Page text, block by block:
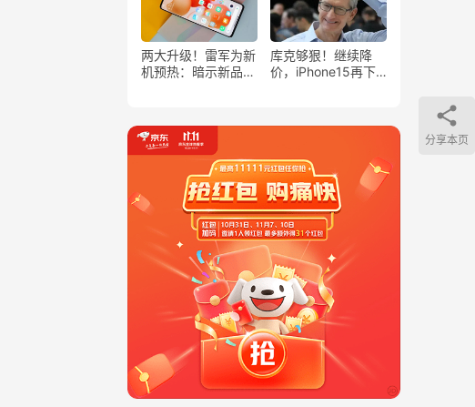
两大升级！雷军为新
机预热：暗示新品
库克够狠！继续降
价，iPhone15再下
分享本页